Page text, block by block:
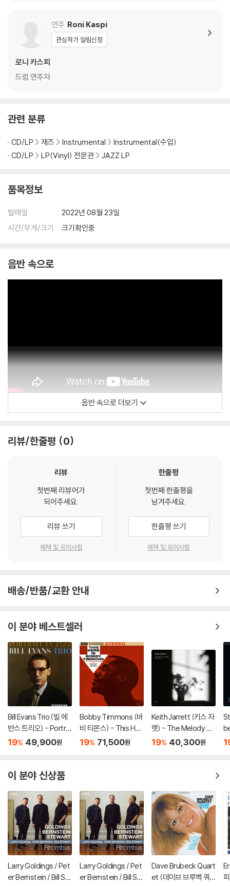
불량으로 인한 반품/교환이 가능합니다
아래에 해당하는 경우는 불량이 아니므로 개봉 후 반품/교환이 불가합니
다.
있습니다.
3) 컬러 디스크는 제작 과정에서 다른 색상 염료가 섞여 얼룩과 번짐, 반점
등이 발생할 수 있습니다.
상을 요청할 수 있으며, 동영상이 없는 경우 반품/교환이 제한될 수 있습니
관련 사진과 동영상 및 재생 기기 모델명을 첨부하여 첨부하여 고객센터에
문의 바랍니다.
연주 Roni Kaspi
관심작가 알림신청
로니 카스피
드럼 연주자
관련 분류
CD/LP 재즈 Instrumental
Instrumental(수입)
CD/LP
LP(Vinyl) 전문관 JAZZ LP
품목정보
발매일
2022년 08월 23일
시간/무게/크기
크기확인중
음반 속으로
Avishai Cohen
음반 속으로 더보기
리뷰/한줄평 0
리뷰
첫번째 리뷰어가
되어주세요.
리뷰 쓰기
혜택 및 유의사항
한줄평
첫번째 한줄평을
남겨주세요.
한줄평 쓰기
혜택 및 유의사항
배송/반품/교환 안내
이 분야 베스트셀러
Bill Evans Trio (빌 에
반스 트리오) - Portrai
t In Jazz [LP]
19% 49,900원
Bobby Timmons (바
비 티몬스) - This Her
e Is Bobby Timmon
19% 71,500원
Keith Jarrett (키스 자
렛) - The Melody At
Night, With You [LP]
19% 40,300원
이 분야 신상품
Larry Goldings / Pet
er Bernstein / Bill St
Larry Goldings / Pet
er Bernstein / Bill St
Dave Brubeck Quart
et (데이브 브루벡 쿼